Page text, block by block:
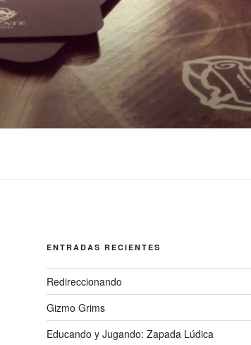
ENTRADAS RECIENTES
Redireccionando
Gizmo Grims
Educando y Jugando: Zapada Lúdica